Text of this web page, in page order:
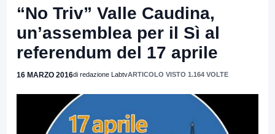
“No Triv” Valle Caudina,
un’assemblea per il Sì al
referendum del 17 aprile
16 MARZO 2016di redazione LabtvARTICOLO VISTO 1.164 VOLTE